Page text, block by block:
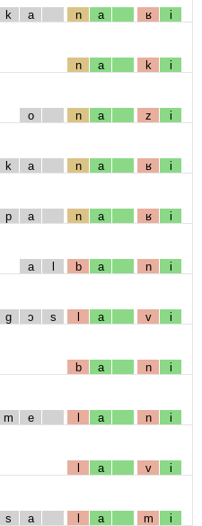
k a n a ʁ i
n a k i
o n a z i
k a n a ʁ i
p a n a ʁ i
a l b a n i
g ɔ s l a v i
b a n i
m e l a n i
l a v i
s a l a m i